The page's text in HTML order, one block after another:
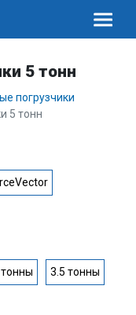
5 тонн
погрузчики
5 тонн
3.5 тонны